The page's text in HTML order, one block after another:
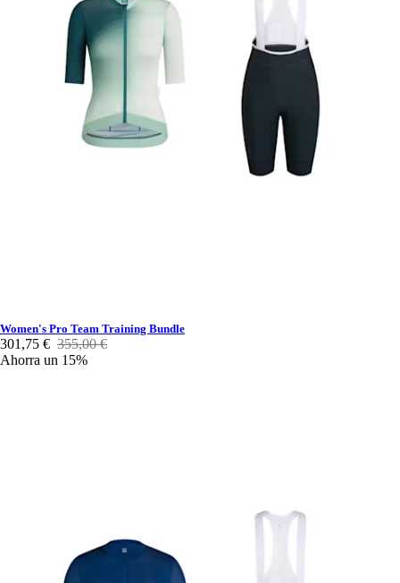
Women's Pro Team Training Bundle
301,75 € 355,00 €
Ahorra un 15%